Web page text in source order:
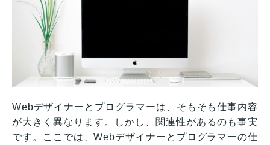
Webデザイナーとプログラマーは、そもそも仕事内容
が大きく異なります。しかし、関連性があるのも事実
です。ここでは、Webデザイナーとプログラマーの仕